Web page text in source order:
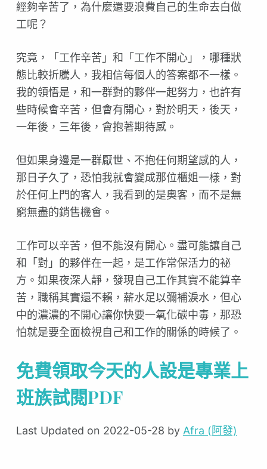
經夠辛苦了，為什麼還要浪費自己的生命去白做
工呢？
究竟，「工作辛苦」和「工作不開心」，哪種狀
態比較折騰人，我相信每個人的答案都不一樣。
我的領悟是，和一群對的夥伴一起努力，也許有
些時候會辛苦，但會有開心，對於明天，後天，
一年後，三年後，會抱著期待感。
但如果身邊是一群厭世、不抱任何期望感的人，
那日子久了，恐怕我就會變成那位櫃姐一樣，對
於任何上門的客人，我看到的是奧客，而不是無
窮無盡的銷售機會。
工作可以辛苦，但不能沒有開心。盡可能讓自己
和「對」的夥伴在一起，是工作常保活力的祕
方。如果夜深人靜，發現自己工作其實不能算辛
苦，職稱其實還不賴，薪水足以彌補淚水，但心
中的濃濃的不開心讓你快要一氧化碳中毒，那恐
怕就是要全面檢視自己和工作的關係的時候了。
免費領取今天的人設是專業上
班族試閱PDF
Last Updated on 2022-05-28 by Afra (阿發)